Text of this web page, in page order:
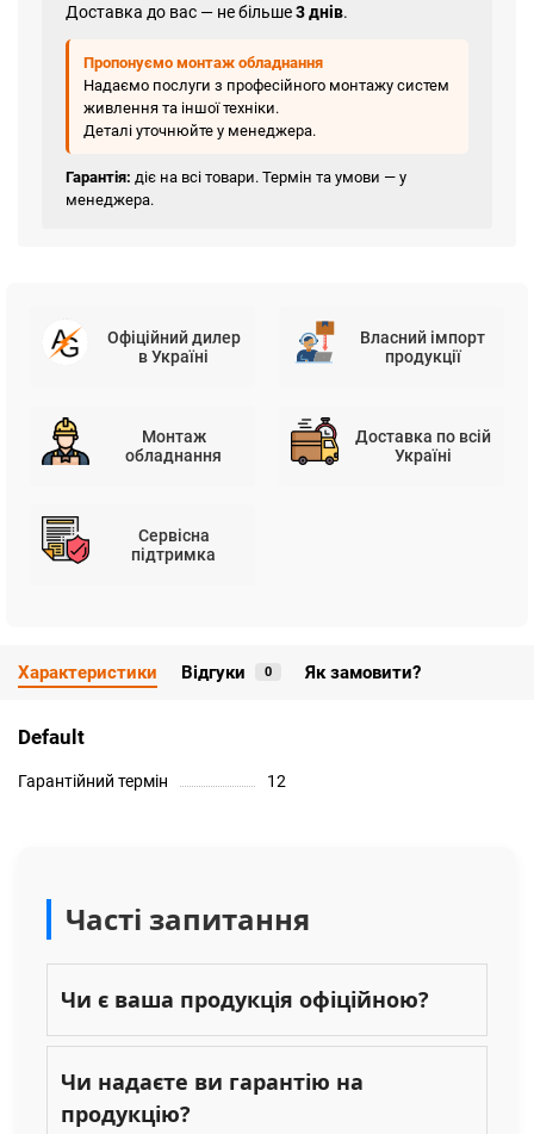
Доставка до вас — не більше3 днів.
Пропонуємо монтаж обладнання
Надаємо послуги з професійного монтажу систем
живлення та іншої техніки.
Деталі уточнюйте у менеджера.
Гарантія: діє на всі товари. Термін та умови — у
менеджера.
Офіційний дилер
в Україні
Власний імпорт
продукції
Монтаж
обладнання
Доставка по всій
Україні
Сервісна
підтримка
Характеристики Відгуки 0 Як замовити?
Default
Гарантійний термін 12
Часті запитання
Чи є ваша продукція офіційною?
Чи надаєте ви гарантію на
продукцію?